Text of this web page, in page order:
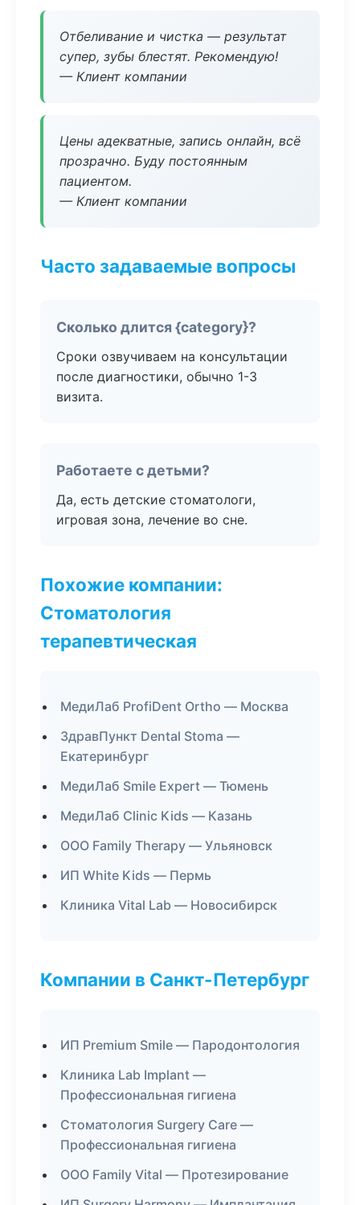
Отбеливание и чистка — результат
супер, зубы блестят. Рекомендую!
— Клиент компании
Цены адекватные, запись онлайн, всё
прозрачно. Буду постоянным
пациентом.
— Клиент компании
Часто задаваемые вопросы
Сколько длится {category}?
Сроки озвучиваем на консультации
после диагностики, обычно 1-3
визита.
Работаете с детьми?
Да, есть детские стоматологи,
игровая зона, лечение во сне.
Похожие компании:
Стоматология
терапевтическая
МедиЛаб ProfiDent Ortho — Москва
ЗдравПункт Dental Stoma —
Екатеринбург
МедиЛаб Smile Expert — Тюмень
МедиЛаб Clinic Kids — Казань
ООО Family Therapy — Ульяновск
ИП White Kids — Пермь
Клиника Vital Lab — Новосибирск
Компании в Санкт-Петербург
ИП Premium Smile — Пародонтология
Клиника Lab Implant —
Профессиональная гигиена
Стоматология Surgery Care —
Профессиональная гигиена
ООО Family Vital — Протезирование